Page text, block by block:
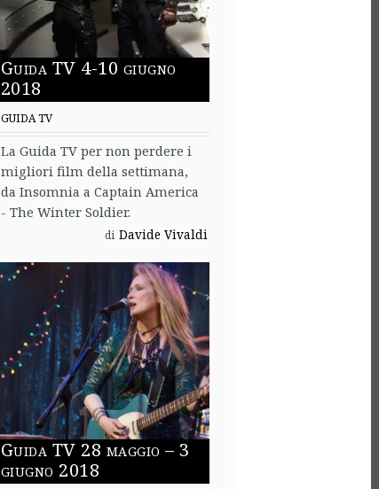
Guida TV 4-10 giugno
2018
GUIDA TV
La Guida TV per non perdere i
migliori film della settimana,
da Insomnia a Captain America
- The Winter Soldier.
di Davide Vivaldi
Guida TV 28 maggio – 3
giugno 2018